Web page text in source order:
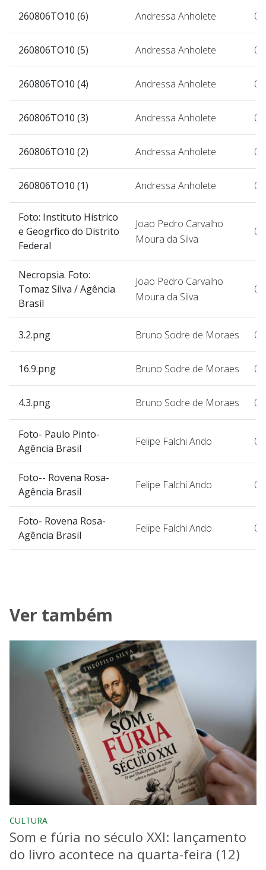
260806TO10 (6) Andressa Anholete
260806TO10 (5) Andressa Anholete
260806TO10 (4) Andressa Anholete
260806TO10 (3) Andressa Anholete
260806TO10 (2) Andressa Anholete
260806TO10 (1) Andressa Anholete
Foto: Instituto Histrico
e Geogrfico do Distrito
Federal
Joao Pedro Carvalho
Moura da Silva
Necropsia. Foto:
Tomaz Silva / Agência
Brasil
Joao Pedro Carvalho
Moura da Silva
3.2.png Bruno Sodre de Moraes
16.9.png Bruno Sodre de Moraes
4.3.png Bruno Sodre de Moraes
Foto- Paulo Pinto-
Agência Brasil
Felipe Falchi Ando
Foto-- Rovena Rosa-
Agência Brasil
Felipe Falchi Ando
Foto- Rovena Rosa-
Agência Brasil
Felipe Falchi Ando
Ver também
CULTURA
Som e fúria no século XXI: lançamento
do livro acontece na quarta-feira (12)